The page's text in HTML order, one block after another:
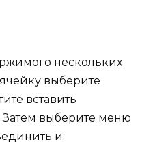
нескольких
выберите
вставить
выберите меню
и